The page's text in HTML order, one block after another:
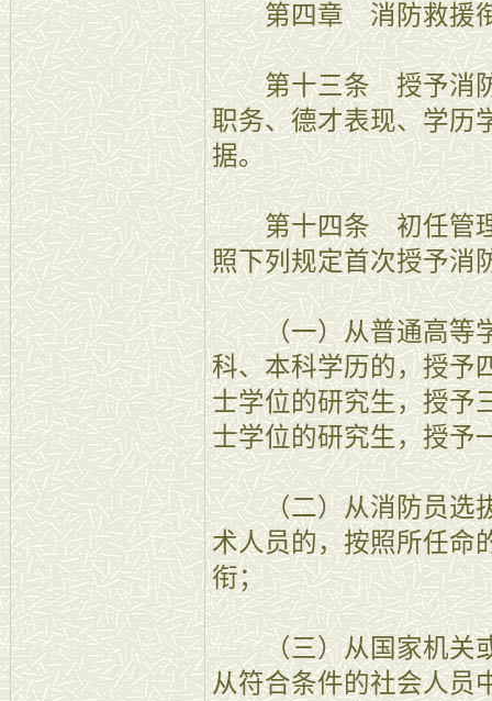
第四章 消防救援衔
第十三条 授予消防
职务、德才表现、学历
据。
第十四条 初任管理
照下列规定首次授予消
（一）从普通高等学
科、本科学历的，授予
士学位的研究生，授予
士学位的研究生，授予
（二）从消防员选拔
术人员的，按照所任命
衔；
（三）从国家机关或
从符合条件的社会人员